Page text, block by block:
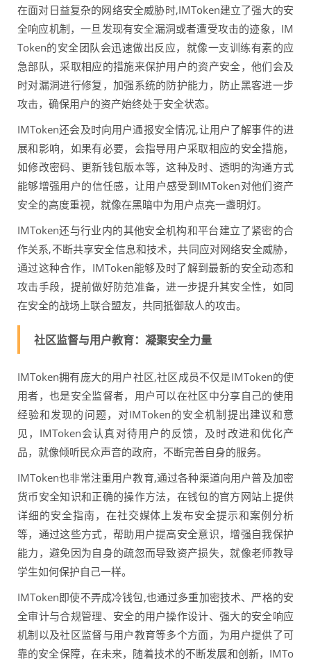
在面对日益复杂的网络安全威胁时,IMToken建立了强大的安
全响应机制，一旦发现有安全漏洞或者遭受攻击的迹象，IM
Token的安全团队会迅速做出反应，就像一支训练有素的应
急部队，采取相应的措施来保护用户的资产安全，他们会及
时对漏洞进行修复，加强系统的防护能力，防止黑客进一步
攻击，确保用户的资产始终处于安全状态。
IMToken还会及时向用户通报安全情况,让用户了解事件的进
展和影响，如果有必要，会指导用户采取相应的安全措施，
如修改密码、更新钱包版本等，这种及时、透明的沟通方式
能够增强用户的信任感，让用户感受到IMToken对他们资产
安全的高度重视，就像在黑暗中为用户点亮一盏明灯。
IMToken还与行业内的其他安全机构和平台建立了紧密的合
作关系,不断共享安全信息和技术，共同应对网络安全威胁，
通过这种合作，IMToken能够及时了解到最新的安全动态和
攻击手段，提前做好防范准备，进一步提升其安全性，如同
在安全的战场上联合盟友，共同抵御敌人的攻击。
社区监督与用户教育：凝聚安全力量
IMToken拥有庞大的用户社区,社区成员不仅是IMToken的使
用者，也是安全监督者，用户可以在社区中分享自己的使用
经验和发现的问题，对IMToken的安全机制提出建议和意
见，IMToken会认真对待用户的反馈，及时改进和优化产
品，就像倾听民众声音的政府，不断完善自身的服务。
IMToken也非常注重用户教育,通过各种渠道向用户普及加密
货币安全知识和正确的操作方法，在钱包的官方网站上提供
详细的安全指南，在社交媒体上发布安全提示和案例分析
等，通过这些方式，帮助用户提高安全意识，增强自我保护
能力，避免因为自身的疏忽而导致资产损失，就像老师教导
学生如何保护自己一样。
IMToken即使不弄成冷钱包,也通过多重加密技术、严格的安
全审计与合规管理、安全的用户操作设计、强大的安全响应
机制以及社区监督与用户教育等多个方面，为用户提供了可
靠的安全保障，在未来，随着技术的不断发展和创新，IMTo